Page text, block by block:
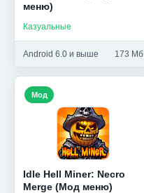
меню)
Казуальные
Android 6.0 и выше 173 Мб
Idle Hell Miner: Necro
Merge (Мод меню)
Мод